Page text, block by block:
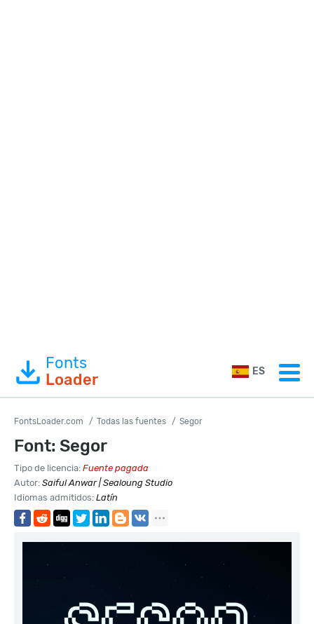
Fonts
Loader
ES
FontsLoader.com Todas las fuentes Segor
Font: Segor
Tipo de licencia: Fuente pagada
Autor: Saiful Anwar | Sealoung Studio
Idiomas admitidos: Latín